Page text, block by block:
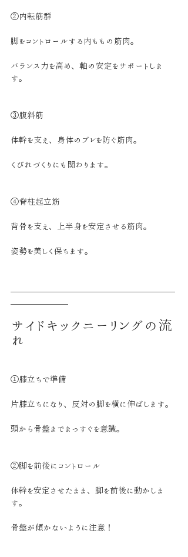
②内転筋群
脚をコントロールする内ももの筋肉。
バランス力を高め、軸の安定をサポートしま
す。
③腹斜筋
体幹を支え、身体のブレを防ぐ筋肉。
くびれづくりにも関わります。
④脊柱起立筋
背骨を支え、上半身を安定させる筋肉。
姿勢を美しく保ちます。
サイドキックニーリングの流
れ
①膝立ちで準備
片膝立ちになり、反対の脚を横に伸ばします。
頭から骨盤までまっすぐを意識。
②脚を前後にコントロール
体幹を安定させたまま、脚を前後に動かしま
す。
骨盤が傾かないように注意！